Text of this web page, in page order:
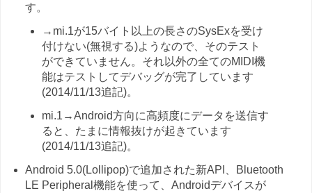
す。
→mi.1が15バイト以上の長さのSysExを受け
付けない(無視する)ようなので、そのテスト
ができていません。それ以外の全てのMIDI機
能はテストしてデバッグが完了しています
(2014/11/13追記)。
mi.1→Android方向に高頻度にデータを送信す
ると、たまに情報抜けが起きています
(2014/11/13追記)。
Android 5.0(Lollipop)で追加された新API、Bluetooth
LE Peripheral機能を使って、Androidデバイスが